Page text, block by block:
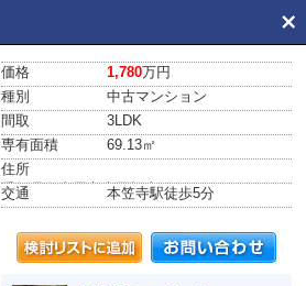
価格 1,780万円
種別
中古マンション
間取
3LDK
専有面積
69.13㎡
住所
愛知県名古屋市南区桜本町108
交通 本笠寺駅徒歩5分